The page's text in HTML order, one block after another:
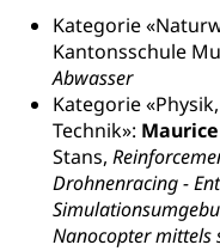
Kategorie
Kantonsschule
Abwasser
Kategorie
Technik»: Maurice
Stans,
Drohnenracing -
Nanocopter mittels
und Kultur,
Mobilität
Schiene und
Schienenverkehr,